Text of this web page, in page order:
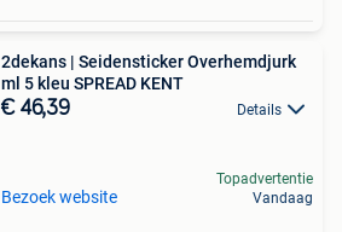
2dekans | Seidensticker Overhemdjurk
ml 5 kleu SPREAD KENT
€ 46,39 Details
Bezoek website
Topadvertentie
Vandaag